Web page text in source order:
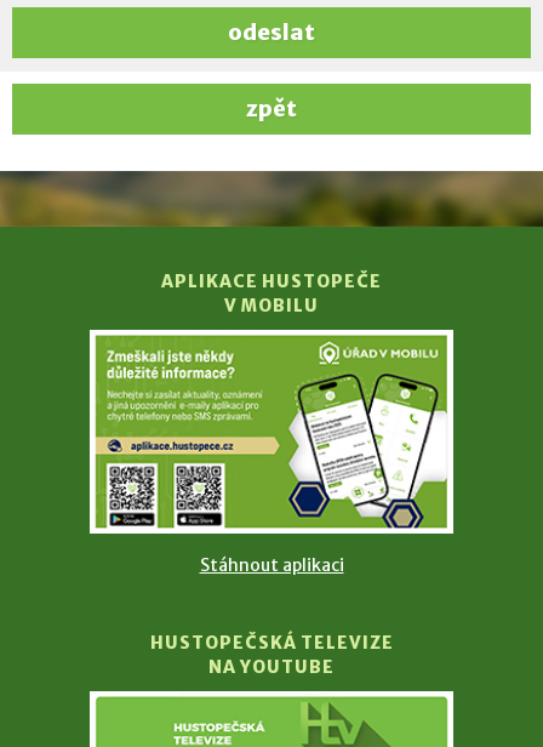
odeslat
zpět
APLIKACE HUSTOPEČE
V MOBILU
Stáhnout aplikaci
HUSTOPEČSKÁ TELEVIZE
NA YOUTUBE